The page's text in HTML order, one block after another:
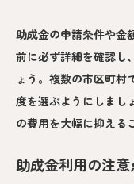
助成金の申請条件や金
前に必ず詳細を確認し
ょう。複数の市区町村
度を選ぶようにしまし
の費用を大幅に抑える
助成金利用の注意